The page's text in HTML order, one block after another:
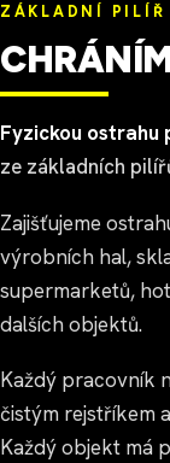
ZÁKLADNÍ PILÍŘ
Fyzickou ostrahu
ze základních
Zajišťujeme
výrobních hal,
supermarketů,
dalších objektů.
Každý pracovník
čistým rejstříkem
Každý objekt má